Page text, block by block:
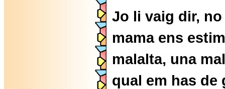
Jo li vaig dir,
mama ens
malalta, una
qual em has de